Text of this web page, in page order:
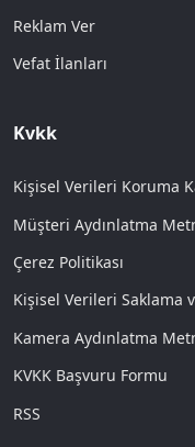
Reklam Ver
Vefat İlanları
Kvkk
Kişisel Verileri Koruma
Müşteri Aydınlatma
Çerez Politikası
Kişisel Verileri Saklama
Kamera Aydınlatma
KVKK Başvuru Formu
RSS